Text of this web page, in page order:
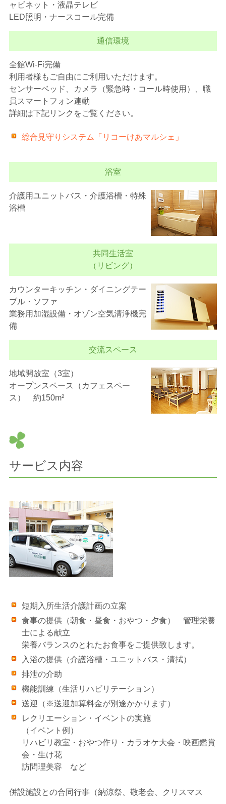
ャビネット・液晶テレビ
LED照明・ナースコール完備
通信環境
全館Wi-Fi完備
利用者様もご自由にご利用いただけます。
センサーベッド、カメラ（緊急時・コール時使用）、職
員スマートフォン連動
詳細は下記リンクをご覧ください。
総合見守りシステム「リコーけあマルシェ」
浴室
介護用ユニットバス・介護浴槽・特殊
浴槽
共同生活室
（リビング）
カウンターキッチン・ダイニングテー
ブル・ソファ
業務用加湿設備・オゾン空気清浄機完
備
交流スペース
地域開放室（3室）
オープンスペース（カフェスペー
ス） 約150m²
サービス内容
短期入所生活介護計画の立案
食事の提供（朝食・昼食・おやつ・夕食） 管理栄養
士による献立
栄養バランスのとれたお食事をご提供致します。
入浴の提供（介護浴槽・ユニットバス・清拭）
排泄の介助
機能訓練（生活リハビリテーション）
送迎（※送迎加算料金が別途かかります）
レクリエーション・イベントの実施
（イベント例）
リハビリ教室・おやつ作り・カラオケ大会・映画鑑賞
会・生け花
訪問理美容 など
併設施設との合同行事（納涼祭、敬老会、クリスマス